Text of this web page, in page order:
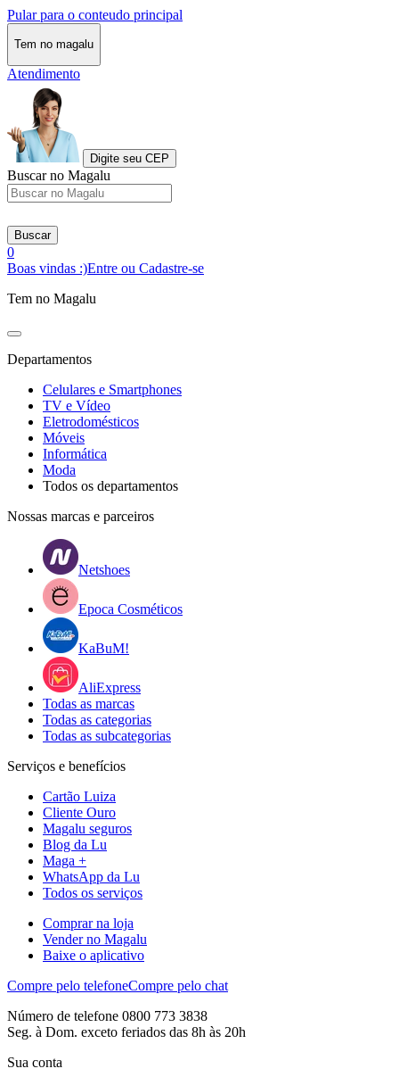
Pular para o conteudo principal
Tem no magalu
Atendimento
Digite seu CEP
Buscar no Magalu
Buscar
0
Boas vindas :)Entre ou Cadastre-se
Tem no Magalu
Departamentos
Celulares e Smartphones
TV e Vídeo
Eletrodomésticos
Móveis
Informática
Moda
Todos os departamentos
Nossas marcas e parceiros
Netshoes
Epoca Cosméticos
KaBuM!
AliExpress
Todas as marcas
Todas as categorias
Todas as subcategorias
Serviços e benefícios
Cartão Luiza
Cliente Ouro
Magalu seguros
Blog da Lu
Maga +
WhatsApp da Lu
Todos os serviços
Comprar na loja
Vender no Magalu
Baixe o aplicativo
Compre pelo telefoneCompre pelo chat
Número de telefone 0800 773 3838
Seg. à Dom. exceto feriados das 8h às 20h
Sua conta